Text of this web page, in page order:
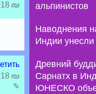
✎
альпинистов
Наводнения
Индии унесли
Древний
Сарнатх в
ЮНЕСКО